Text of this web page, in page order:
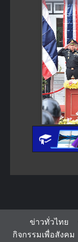
ข่าวทั่วไทย
กิจกรรมเพื่อสังคม